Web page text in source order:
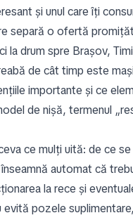
și unul care îți
separă o ofertă
la drum spre Brașov,
de cât timp este
importante și ce
de nișă, termenul
ce mulți uită: de ce
automat că
la rece și
pozele